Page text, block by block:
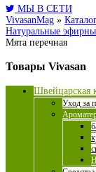
МЫ В СЕТИ
VivasanMag »
Натуральные
Мята перечная
Товары Vivasan
Швейцарская
Уход за